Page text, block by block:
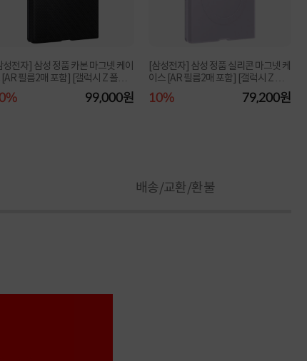
성전자] 삼성 정품 카본 마그넷 케이
[AR 필름2매 포함] [갤럭시 Z 폴드8
KF9...
99,000원
[삼성전자] 삼성 정품 실리콘 마그넷 케
이스 [AR 필름2매 포함] [갤럭시 Z 폴
드8 EF-E...
10% 79,200원
배송/교환/환불